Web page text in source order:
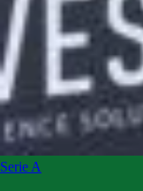
Serie A